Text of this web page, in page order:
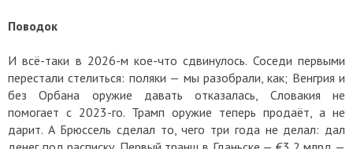
Поводок
И всё-таки в 2026-м кое-что сдвинулось. Соседи первыми
перестали стелиться: поляки — мы разобрали, как; Венгрия и
без Орбана оружие давать отказалась, Словакия не
помогает с 2023-го. Трамп оружие теперь продаёт, а не
дарит. А Брюссель сделал то, чего три года не делал: дал